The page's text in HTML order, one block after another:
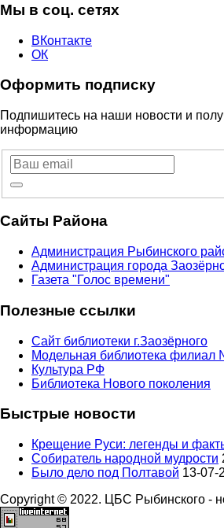
Мы в соц. сетях
ВКонтакте
ОК
Оформить подписку
Подпишитесь на наши новости и
информацию
Сайты Района
Администрация Рыбинского
Администрация города
Газета "Голос времени"
Полезные ссылки
Сайт библиотеки г.Заозёрного
Модельная библиотека филиал
Культура РФ
Библиотека Нового поколения
Быстрые новости
Крещение Руси: легенды и
Собиратель народной мудрости
Было дело под Полтавой 13-07-
Copyright © 2022. ЦБС Рыбинского -